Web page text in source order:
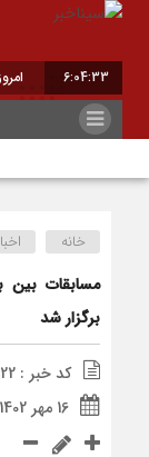
6:04:33 امروز :
خانه
مسابقات بین
برگزار شد
کد خبر : 21122
16 مهر 1402 - 10:03